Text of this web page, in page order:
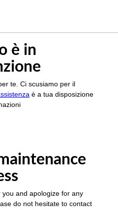
è in
te. Ci scusiamo per il
è a tua disposizione
and apologize for any
do not hesitate to contact